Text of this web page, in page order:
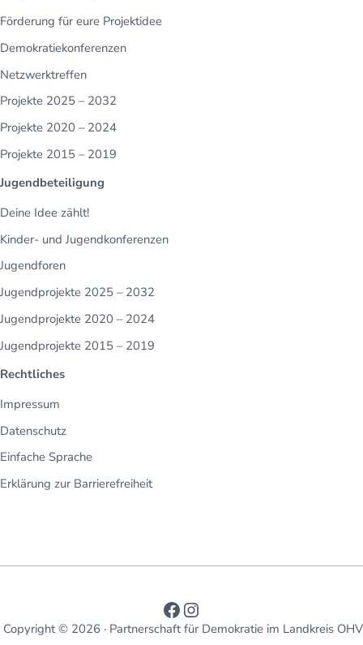
Förderung für eure Projektidee
Demokratiekonferenzen
Netzwerktreffen
Projekte 2025 – 2032
Projekte 2020 – 2024
Projekte 2015 – 2019
Jugendbeteiligung
Deine Idee zählt!
Kinder- und Jugendkonferenzen
Jugendforen
Jugendprojekte 2025 – 2032
Jugendprojekte 2020 – 2024
Jugendprojekte 2015 – 2019
Rechtliches
Impressum
Datenschutz
Einfache Sprache
Erklärung zur Barrierefreiheit
Link zum Facebook
Link zum Instagram
Copyright © 2026 · Partnerschaft für Demokratie im Landkreis OHV